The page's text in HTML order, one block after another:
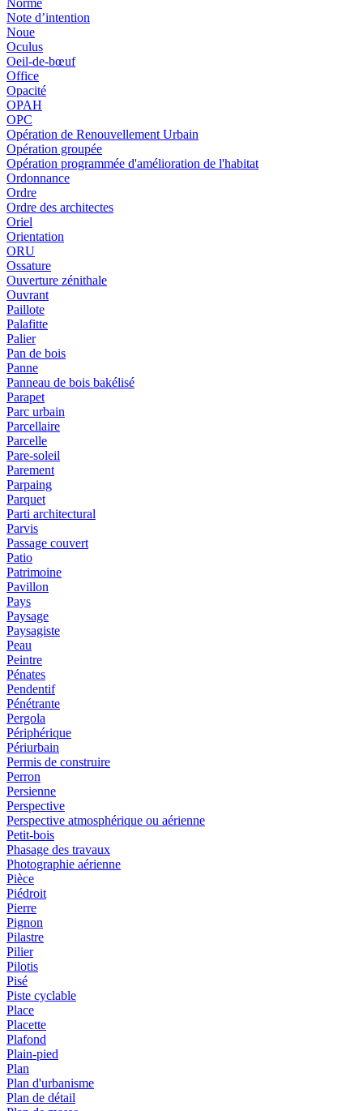
Norme
Note d’intention
Noue
Oculus
Oeil-de-bœuf
Office
Opacité
OPAH
OPC
Opération de Renouvellement Urbain
Opération groupée
Opération programmée d'amélioration de l'habitat
Ordonnance
Ordre
Ordre des architectes
Oriel
Orientation
ORU
Ossature
Ouverture zénithale
Ouvrant
Paillote
Palafitte
Palier
Pan de bois
Panne
Panneau de bois bakélisé
Parapet
Parc urbain
Parcellaire
Parcelle
Pare-soleil
Parement
Parpaing
Parquet
Parti architectural
Parvis
Passage couvert
Patio
Patrimoine
Pavillon
Pays
Paysage
Paysagiste
Peau
Peintre
Pénates
Pendentif
Pénétrante
Pergola
Périphérique
Périurbain
Permis de construire
Perron
Persienne
Perspective
Perspective atmosphérique ou aérienne
Petit-bois
Phasage des travaux
Photographie aérienne
Pièce
Piédroit
Pierre
Pignon
Pilastre
Pilier
Pilotis
Pisé
Piste cyclable
Place
Placette
Plafond
Plain-pied
Plan
Plan d'urbanisme
Plan de détail